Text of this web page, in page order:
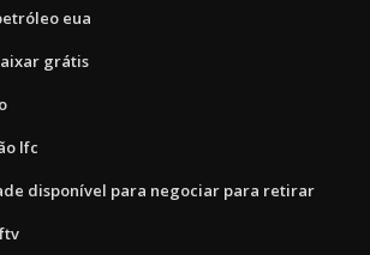
eua
grátis
lfc
disponível para negociar para retirar